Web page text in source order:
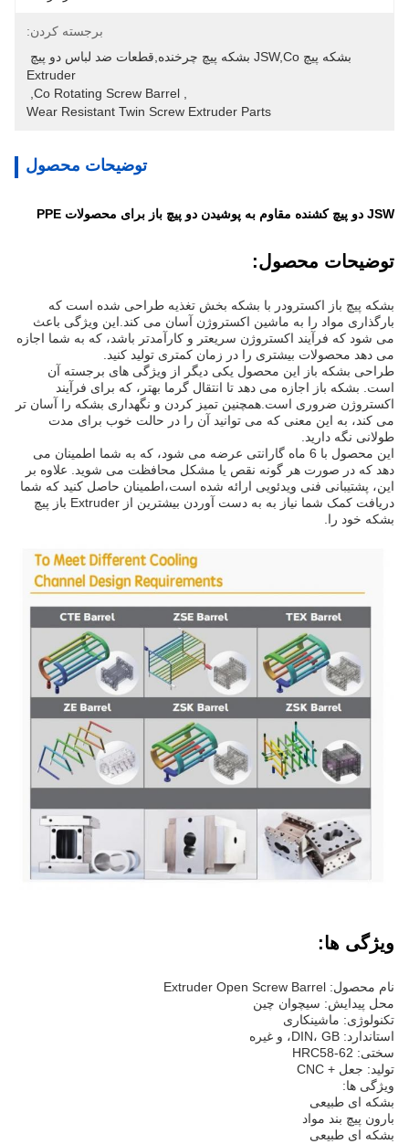
برجسته کردن:
Extruder
Co Rotating Screw Barrel
Wear Resistant Twin Screw Extruder Parts
توضیحات محصول
JSW دو پیچ کشنده مقاوم به پوشیدن دو پیچ باز برای محصولات PPE
توضیحات محصول:
بشکه پیچ باز اکسترودر با بشکه بخش تغذیه طراحی شده است که
بارگذاری مواد را به ماشین اکستروژن آسان می کند.این ویژگی باعث
می شود که فرآیند اکستروژن سریعتر و کارآمدتر باشد، که به شما اجازه
می دهد محصولات بیشتری را در زمان کمتری تولید کنید.
طراحی بشکه باز این محصول یکی دیگر از ویژگی های برجسته آن
است. بشکه باز اجازه می دهد تا انتقال گرما بهتر، که برای فرآیند
اکستروژن ضروری است.همچنین تمیز کردن و نگهداری بشکه را آسان تر
می کند، به این معنی که می توانید آن را در حالت خوب برای مدت
طولانی نگه دارید.
این محصول با 6 ماه گارانتی عرضه می شود، که به شما اطمینان می
دهد که در صورت هر گونه نقص یا مشکل محافظت می شوید. علاوه بر
این، پشتیبانی فنی ویدئویی ارائه شده است،اطمینان حاصل کنید که شما
دریافت کمک شما نیاز به به دست آوردن بیشترین از Extruder باز پیچ
بشکه خود را.
ویژگی ها:
نام محصول: Extruder Open Screw Barrel
محل پیدایش: سیچوان چین
تکنولوژی: ماشینکاری
استاندارد: DIN، GB، و غیره
سختی: HRC58-62
تولید: جعل + CNC
ویژگی ها:
بشکه ای طبیعی
بارون پیچ بند مواد
بشکه ای طبیعی